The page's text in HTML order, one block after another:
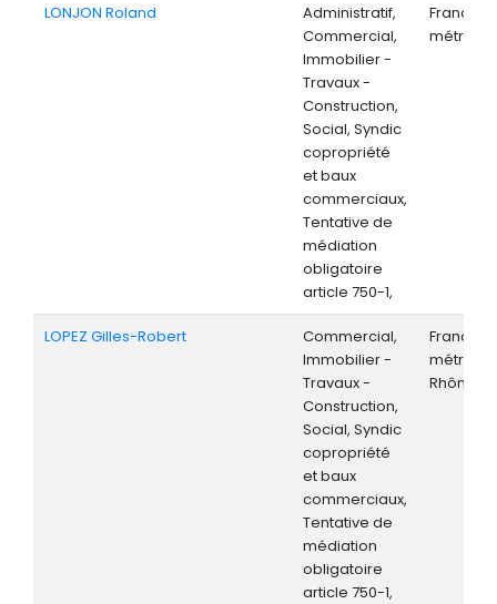
LONJON Roland
Administratif,
Commercial,
Immobilier -
Travaux -
Construction,
Social, Syndic
copropriété
et baux
commerciaux,
Tentative de
médiation
obligatoire
article 750-1,
France
LOPEZ Gilles-Robert
Commercial,
Immobilier -
Travaux -
Construction,
Social, Syndic
copropriété
et baux
commerciaux,
Tentative de
médiation
obligatoire
article 750-1,
France
Rhône-